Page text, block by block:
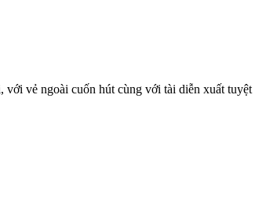
vẻ ngoài cuốn hút cùng với tài diễn xuất tuyệt